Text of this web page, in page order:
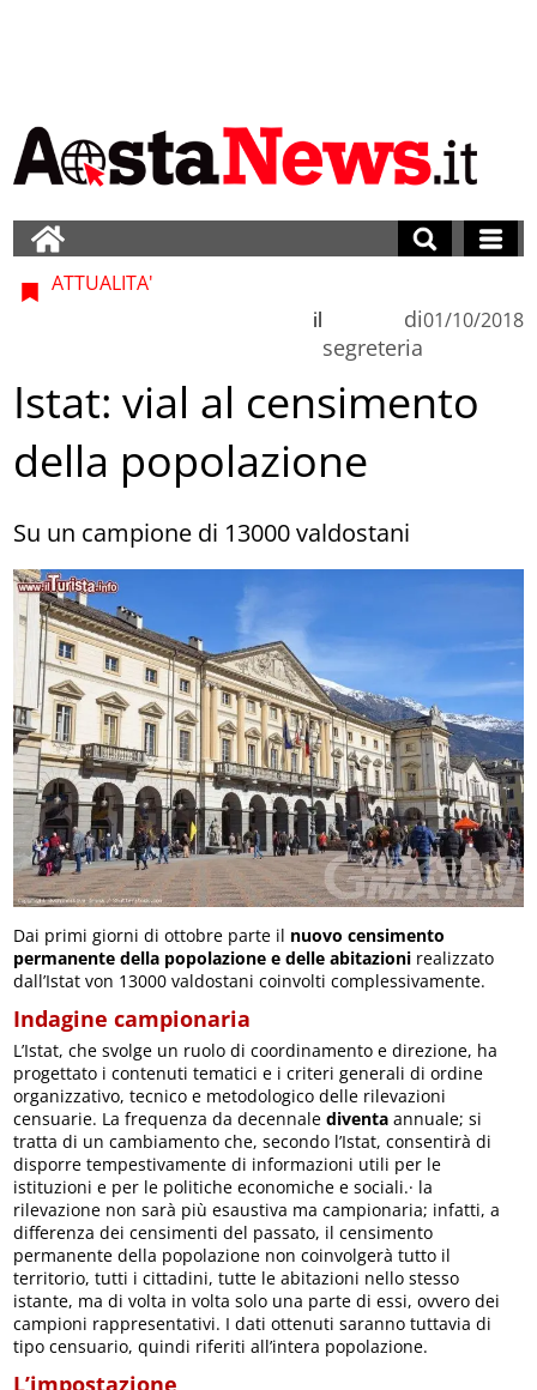
ATTUALITA'
di
segreteria
il 01/10/2018
Istat: vial al censimento
della popolazione
Su un campione di 13000 valdostani
Dai primi giorni di ottobre parte il nuovo censimento
permanente della popolazione e delle abitazioni realizzato
dall’Istat von 13000 valdostani coinvolti complessivamente.
Indagine campionaria
L’Istat, che svolge un ruolo di coordinamento e direzione, ha
progettato i contenuti tematici e i criteri generali di ordine
organizzativo, tecnico e metodologico delle rilevazioni
censuarie. La frequenza da decennalediventaannuale; si
tratta di un cambiamento che, secondo l’Istat, consentirà di
disporre tempestivamente di informazioni utili per le
istituzioni e per le politiche economiche e sociali.· la
rilevazione non sarà più esaustiva ma campionaria; infatti, a
differenza dei censimenti del passato, il censimento
permanente della popolazione non coinvolgerà tutto il
territorio, tutti i cittadini, tutte le abitazioni nello stesso
istante, ma di volta in volta solo una parte di essi, ovvero dei
campioni rappresentativi. I dati ottenuti saranno tuttavia di
tipo censuario, quindi riferiti all’intera popolazione.